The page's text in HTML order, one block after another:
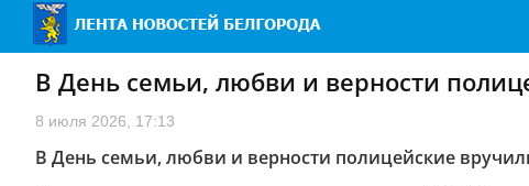
В День семьи, любви и верности
8 июля 2026, 17:13
В День семьи, любви и верности полицейские